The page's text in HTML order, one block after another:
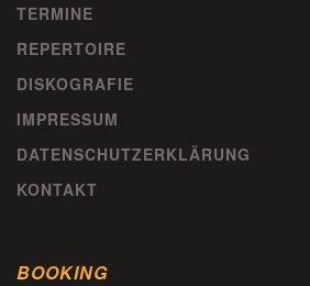
TERMINE
REPERTOIRE
DISKOGRAFIE
IMPRESSUM
DATENSCHUTZERKLÄRUNG
KONTAKT
BOOKING